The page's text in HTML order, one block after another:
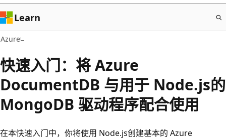
Learn
Azure
快速入门：将 Azure
DocumentDB 与用于 Node.js的
MongoDB 驱动程序配合使用
在本快速入门中，你将使用 Node.js创建基本的 Azure